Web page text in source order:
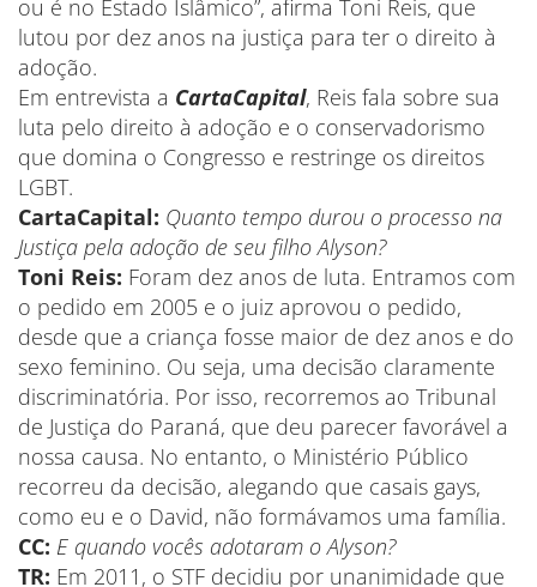
ou é no Estado Islâmico”, afirma Toni Reis, que
lutou por dez anos na justiça para ter o direito à
adoção.
Em entrevista a CartaCapital, Reis fala sobre sua
luta pelo direito à adoção e o conservadorismo
que domina o Congresso e restringe os direitos
LGBT.
CartaCapital: Quanto tempo durou o processo na
Justiça pela adoção de seu filho Alyson?
Toni Reis: Foram dez anos de luta. Entramos com
o pedido em 2005 e o juiz aprovou o pedido,
desde que a criança fosse maior de dez anos e do
sexo feminino. Ou seja, uma decisão claramente
discriminatória. Por isso, recorremos ao Tribunal
de Justiça do Paraná, que deu parecer favorável a
nossa causa. No entanto, o Ministério Público
recorreu da decisão, alegando que casais gays,
como eu e o David, não formávamos uma família.
CC: E quando vocês adotaram o Alyson?
TR: Em 2011, o STF decidiu por unanimidade que